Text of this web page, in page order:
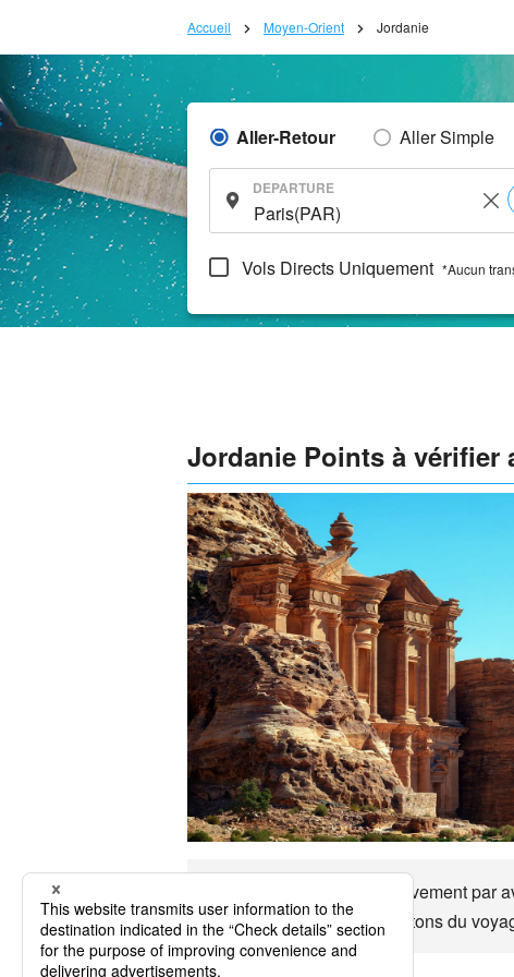
Accueil Moyen-Orient Jordanie
Aller-Retour Aller Simple
DEPARTURE
Vols Directs Uniquement *Aucun
Jordanie Points à vérifier
Jordanie C'est approximativement
moeurs, etc. Jordanie Profitons du